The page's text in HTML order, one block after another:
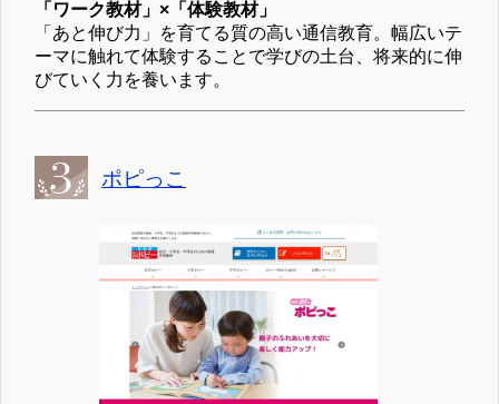
「ワーク教材」×「体験教材」
「あと伸び力」を育てる質の高い通信教育。幅広いテ
ーマに触れて体験することで学びの土台、将来的に伸
びていく力を養います。
ポピっこ